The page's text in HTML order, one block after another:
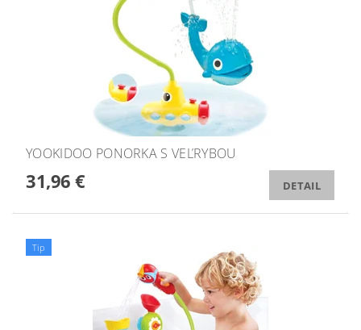
YOOKIDOO PONORKA S VEĽRYBOU
31,96 € DETAIL
Tip